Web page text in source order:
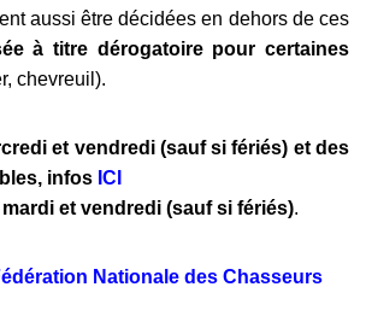
aussi être décidées en dehors de ces
à titre dérogatoire pour certaines
chevreuil).
et vendredi (sauf si fériés) et des
infos ICI
et vendredi (sauf si fériés).
Nationale des Chasseurs